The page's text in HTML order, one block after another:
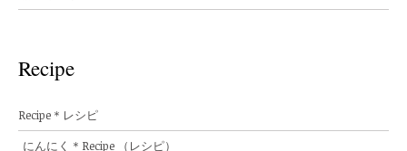
Recipe
Recipe＊レシピ
にんにく＊Recipe （レシピ）